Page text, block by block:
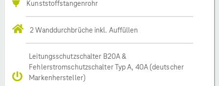
Kunststoffstangenrohr
2 Wanddurchbrüche inkl. Auffüllen
Leitungsschutzschalter B20A &
Fehlerstromschutzschalter Typ A, 40A (deutscher
Markenhersteller)